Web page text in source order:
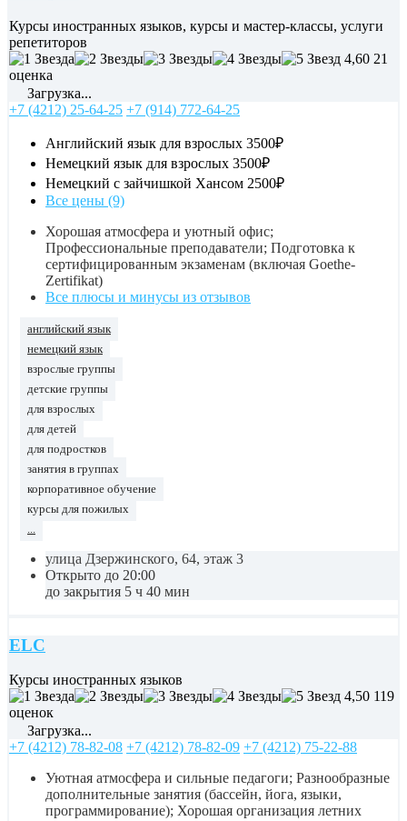
Курсы иностранных языков, курсы и мастер-классы, услуги
репетиторов
4,60 21
оценка
Загрузка...
+7 (4212) 25-64-25 +7 (914) 772-64-25
Английский язык для взрослых 3500₽
Немецкий язык для взрослых 3500₽
Немецкий с зайчишкой Хансом 2500₽
Все цены (9)
Хорошая атмосфера и уютный офис;
Профессиональные преподаватели; Подготовка к
сертифицированным экзаменам (включая Goethe-
Zertifikat)
Все плюсы и минусы из отзывов
английский язык
немецкий язык
взрослые группы
детские группы
для взрослых
для детей
для подростков
занятия в группах
корпоративное обучение
курсы для пожилых
...
улица Дзержинского, 64, этаж 3
Открыто до 20:00
до закрытия 5 ч 40 мин
ELC
Курсы иностранных языков
4,50 119
оценок
Загрузка...
+7 (4212) 78-82-08 +7 (4212) 78-82-09 +7 (4212) 75-22-88
Уютная атмосфера и сильные педагоги; Разнообразные
дополнительные занятия (бассейн, йога, языки,
программирование); Хорошая организация летних